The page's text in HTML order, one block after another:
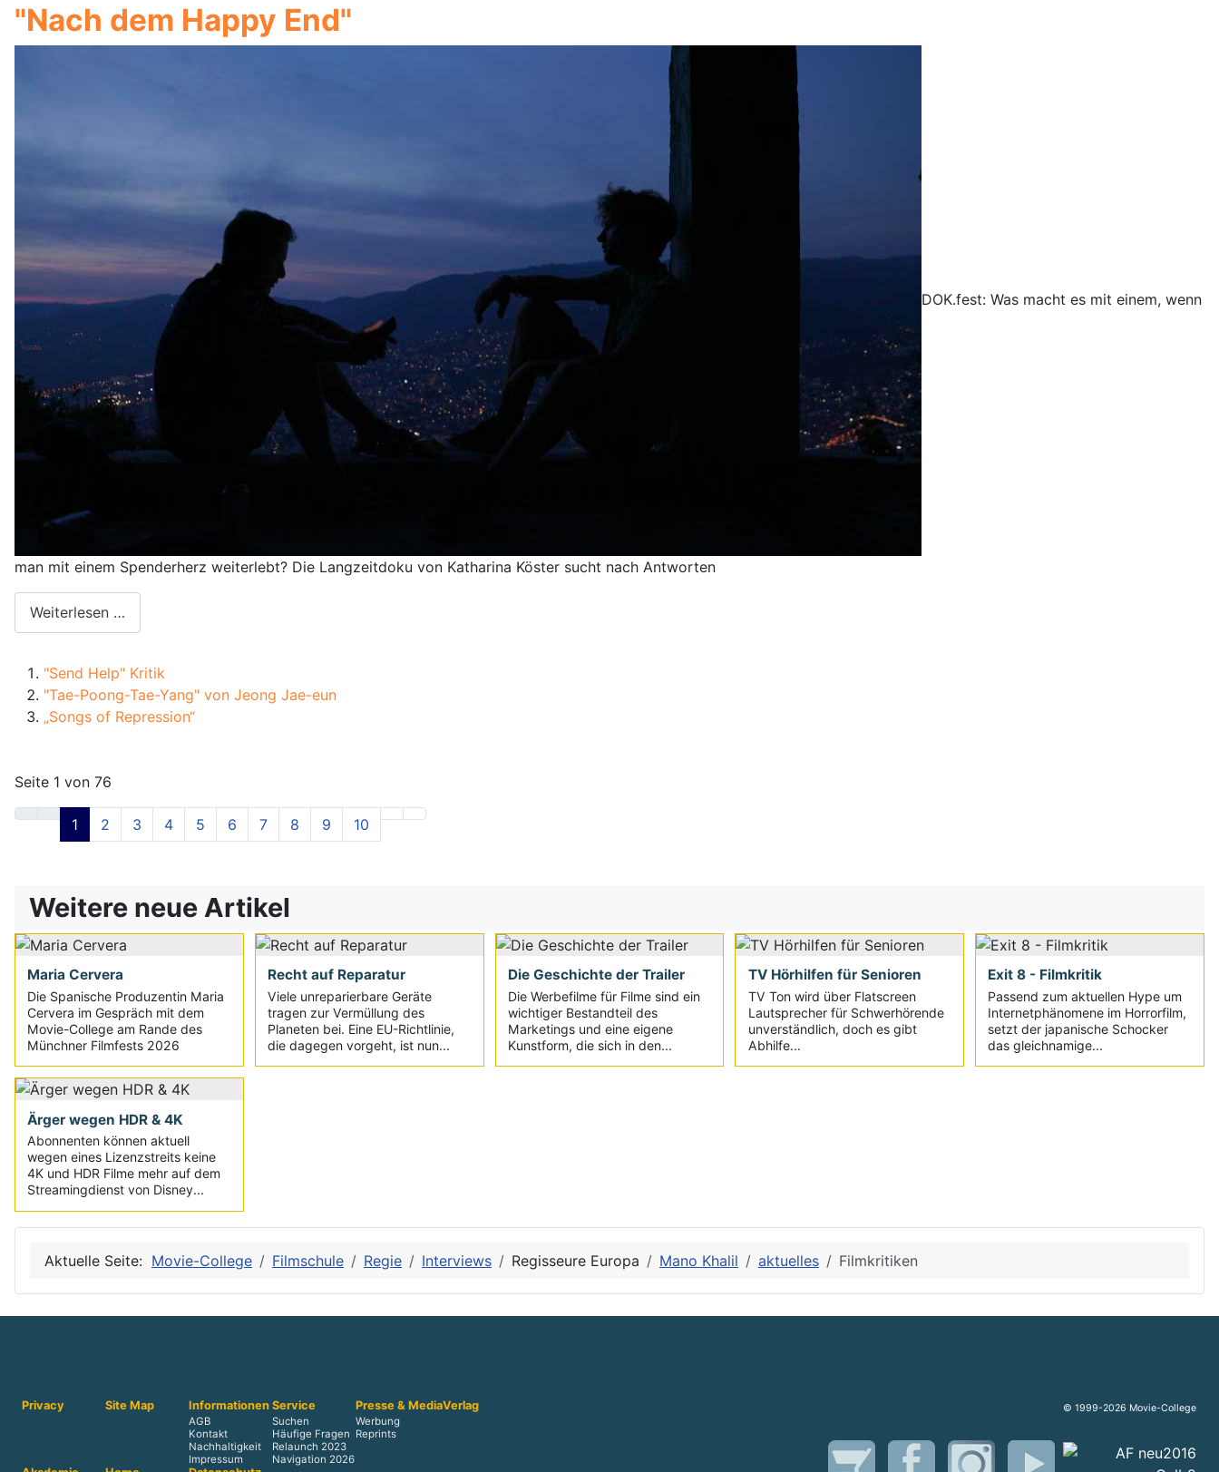
"Nach dem Happy End"
DOK.fest: Was macht es mit einem, wenn
man mit einem Spenderherz weiterlebt? Die Langzeitdoku von Katharina Köster sucht nach Antworten
Weiterlesen …
"Send Help" Kritik
"Tae-Poong-Tae-Yang" von Jeong Jae-eun
„Songs of Repression“
Seite 1 von 76
1 2 3 4 5 6 7 8 9 10
Weitere neue Artikel
Maria Cervera
Die Spanische Produzentin Maria
Cervera im Gespräch mit dem
Movie-College am Rande des
Münchner Filmfests 2026
Recht auf Reparatur
Viele unreparierbare Geräte
tragen zur Vermüllung des
Planeten bei. Eine EU-Richtlinie,
die dagegen vorgeht, ist nun...
Die Geschichte der Trailer
Die Werbefilme für Filme sind ein
wichtiger Bestandteil des
Marketings und eine eigene
Kunstform, die sich in den...
TV Hörhilfen für Senioren
TV Ton wird über Flatscreen
Lautsprecher für Schwerhörende
unverständlich, doch es gibt
Abhilfe...
Exit 8 - Filmkritik
Passend zum aktuellen Hype um
Internetphänomene im Horrorfilm,
setzt der japanische Schocker
das gleichnamige...
Ärger wegen HDR & 4K
Abonnenten können aktuell
wegen eines Lizenzstreits keine
4K und HDR Filme mehr auf dem
Streamingdienst von Disney...
Aktuelle Seite: Movie-College Filmschule Regie Interviews Regisseure Europa Mano Khalil aktuelles Filmkritiken
Privacy Site Map Informationen
AGB
Kontakt
Nachhaltigkeit
Impressum
Service
Suchen
Häufige Fragen
Relaunch 2023
Navigation 2026
Presse & Media
Werbung
Reprints
Verlag © 1999-2026 Movie-College